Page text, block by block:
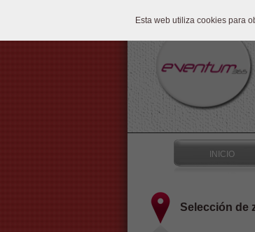
Esta web utiliza cookies para
INICIO
Selección de